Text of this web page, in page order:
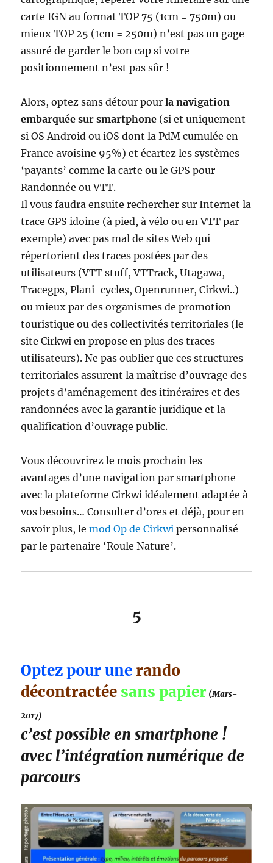
carte IGN au format TOP 75 (1cm = 750m) ou
mieux TOP 25 (1cm = 250m) n’est pas un gage
assuré de garder le bon cap si votre
positionnement n’est pas sûr !
Alors, optez sans détour pourla navigation
embarquée sur smartphone (si et uniquement
si OS Android ou iOS dont la PdM cumulée en
France avoisine 95%) et écartez les systèmes
‘payants’ comme la carte ou le GPS pour
Randonnée ou VTT.
Il vous faudra ensuite rechercher sur Internet la
trace GPS idoine (à pied, à vélo ou en VTT par
exemple) avec pas mal de sites Web qui
répertorient des traces postées par des
utilisateurs (VTT stuff, VTTrack, Utagawa,
Tracegps, Plani-cycles, Openrunner, Cirkwi..)
ou mieux par des organismes de promotion
touristique ou des collectivités territoriales (le
site Cirkwi en propose en plus des traces
utilisateurs). Ne pas oublier que ces structures
territoriales assurent la maîtrise d’ouvrage des
projets d’aménagement des itinéraires et des
randonnées avec la garantie juridique et la
qualification d’ouvrage public.
Vous découvrirez le mois prochain les
avantages d’une navigation par smartphone
avec la plateforme Cirkwi idéalement adaptée à
vos besoins… Consulter d’ores et déjà, pour en
savoir plus, lemod Op de Cirkwi personnalisé
par le partenaire ‘Roule Nature’.
5
Optez pour une rando
décontractée sans papier (Mars-
2017)
c’est possible en smartphone !
avec l’intégration numérique de
parcours